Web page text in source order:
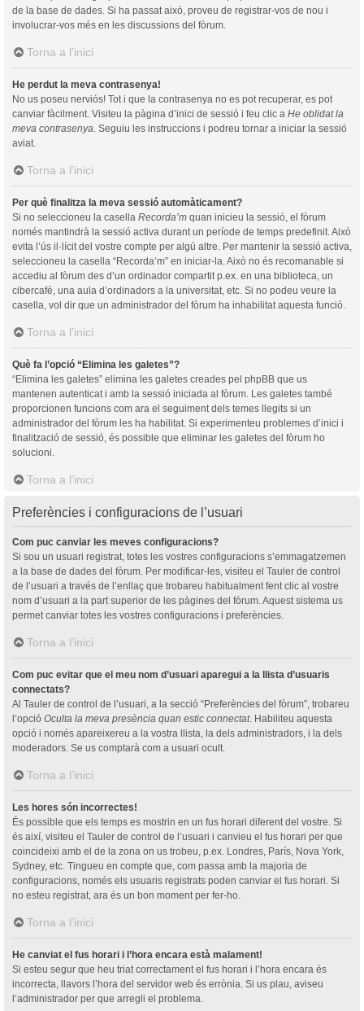
de la base de dades. Si ha passat això, proveu de registrar-vos de nou i
involucrar-vos més en les discussions del fòrum.
Torna a l’inici
He perdut la meva contrasenya!
No us poseu nerviós! Tot i que la contrasenya no es pot recuperar, es pot
canviar fàcilment. Visiteu la pàgina d’inici de sessió i feu clic a He oblidat la
meva contrasenya . Seguiu les instruccions i podreu tornar a iniciar la sessió
aviat.
Torna a l’inici
Per què finalitza la meva sessió automàticament?
Si no seleccioneu la casella Recorda’m quan inicieu la sessió, el fòrum
només mantindrà la sessió activa durant un període de temps predefinit. Això
evita l’ús il·lícit del vostre compte per algú altre. Per mantenir la sessió activa,
seleccioneu la casella “Recorda’m” en iniciar-la. Això no és recomanable si
accediu al fòrum des d’un ordinador compartit p.ex. en una biblioteca, un
cibercafè, una aula d’ordinadors a la universitat, etc. Si no podeu veure la
casella, vol dir que un administrador del fòrum ha inhabilitat aquesta funció.
Torna a l’inici
Què fa l’opció “Elimina les galetes”?
“Elimina les galetes” elimina les galetes creades pel phpBB que us
mantenen autenticat i amb la sessió iniciada al fòrum. Les galetes també
proporcionen funcions com ara el seguiment dels temes llegits si un
administrador del fòrum les ha habilitat. Si experimenteu problemes d’inici i
finalització de sessió, és possible que eliminar les galetes del fòrum ho
solucioni.
Torna a l’inici
Preferències i configuracions de l’usuari
Com puc canviar les meves configuracions?
Si sou un usuari registrat, totes les vostres configuracions s’emmagatzemen
a la base de dades del fòrum. Per modificar-les, visiteu el Tauler de control
de l’usuari a través de l’enllaç que trobareu habitualment fent clic al vostre
nom d’usuari a la part superior de les pàgines del fòrum. Aquest sistema us
permet canviar totes les vostres configuracions i preferències.
Torna a l’inici
Com puc evitar que el meu nom d’usuari aparegui a la llista d’usuaris
connectats?
Al Tauler de control de l’usuari, a la secció “Preferències del fòrum”, trobareu
l’opció Oculta la meva presència quan estic connectat. Habiliteu aquesta
opció i només apareixereu a la vostra llista, la dels administradors, i la dels
moderadors. Se us comptarà com a usuari ocult.
Torna a l’inici
Les hores són incorrectes!
És possible que els temps es mostrin en un fus horari diferent del vostre. Si
és així, visiteu el Tauler de control de l’usuari i canvieu el fus horari per que
coincideixi amb el de la zona on us trobeu, p.ex. Londres, París, Nova York,
Sydney, etc. Tingueu en compte que, com passa amb la majoria de
configuracions, només els usuaris registrats poden canviar el fus horari. Si
no esteu registrat, ara és un bon moment per fer-ho.
Torna a l’inici
He canviat el fus horari i l’hora encara està malament!
Si esteu segur que heu triat correctament el fus horari i l’hora encara és
incorrecta, llavors l’hora del servidor web és errònia. Si us plau, aviseu
l’administrador per que arregli el problema.